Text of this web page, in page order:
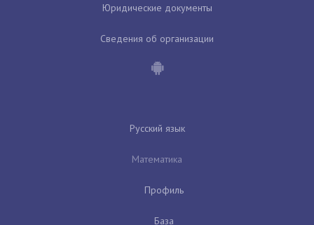
Юридические документы
Сведения об организации
Русский язык
Математика
Профиль
База